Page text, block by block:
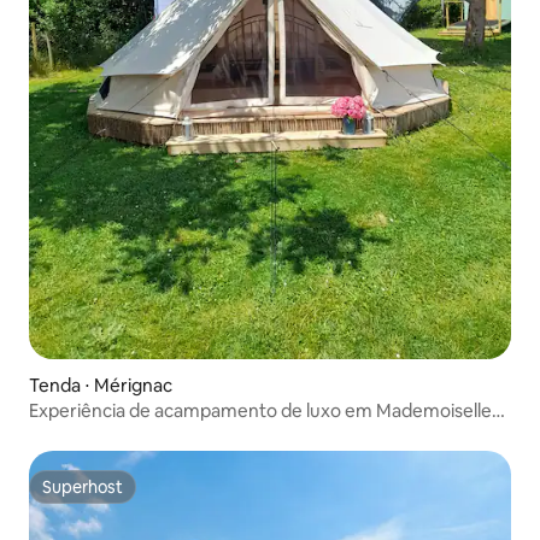
Tenda ⋅ Mérignac
Experiência de acampamento de luxo em Mademoiselle
Superhost
Superhost